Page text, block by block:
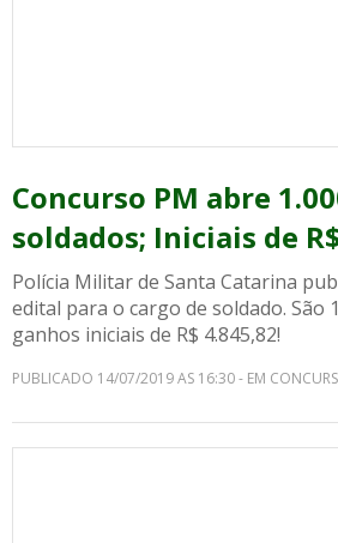
Concurso PM abre
soldados; Iniciais de
Polícia Militar de Santa Catarina
edital para o cargo de soldado. São
ganhos iniciais de R$ 4.845,82!
PUBLICADO 14/07/2019 AS 16:30 - EM